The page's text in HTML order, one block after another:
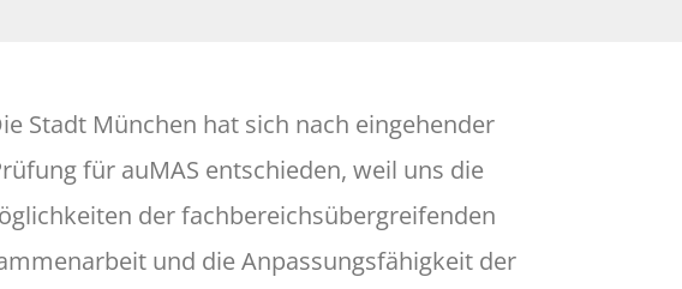
Stadt München hat sich nach eingehender
für auMAS entschieden, weil uns die
der fachbereichsübergreifenden
und die Anpassungsfähigkeit der